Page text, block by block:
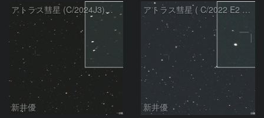
アトラス彗星 (C/2024J3)：2026/08/05
新井優
アトラス彗星 ( C/2022 E2 )：2026/07/27
新井優